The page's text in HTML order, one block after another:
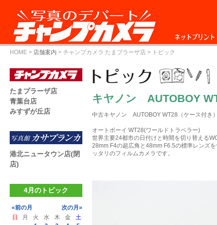
ネットプリント
HOME > 店舗案内 > チャンプカメラ たまプラーザ店 > トピック
キヤノン AUTOBOY
中古キヤノン AUTOBOY WT28（ケース付
オートボーイ WT28(ワールドトラベラー)
世界主要24都市の日付けと時間を切り替える
28mm F4の超広角と48mm F6.5の標準レンズ
ッタリのフィルムカメラです。
たまプラーザ店
青葉台店
みすずが丘店
港北ニュータウン店(閉
店)
4月のトピック
«前の月
次の月»
日
月 火 水 木 金
土